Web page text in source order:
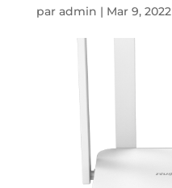
par admin | Mar 9, 2022